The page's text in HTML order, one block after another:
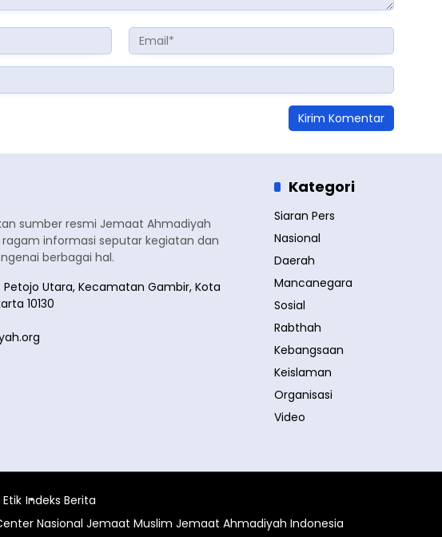
sumber resmi Jemaat Ahmadiyah
informasi seputar kegiatan dan
berbagai hal.
Petojo Utara, Kecamatan Gambir, Kota
10130
Kategori
Siaran Pers
Nasional
Daerah
Mancanegara
Sosial
Rabthah
Kebangsaan
Keislaman
Organisasi
Video
Indeks Berita
Nasional Jemaat Muslim Jemaat Ahmadiyah Indonesia